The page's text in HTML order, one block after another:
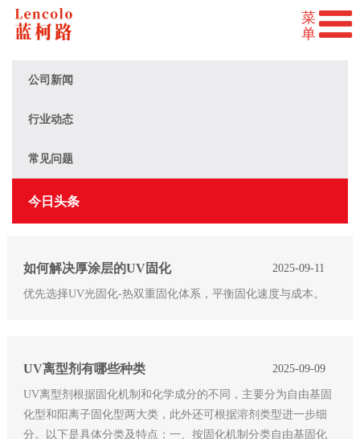
公司新闻
行业动态
常见问题
今日头条
如何解决厚涂层的UV固化 2025-09-11
优先选择UV光固化-热双重固化体系，平衡固化速度与成本。
UV离型剂有哪些种类 2025-09-09
UV离型剂根据固化机制和化学成分的不同，主要分为自由基固
化型和阳离子固化型两大类，此外还可根据溶剂类型进一步细
分。以下是具体分类及特点：一、按固化机制分类自由基固化